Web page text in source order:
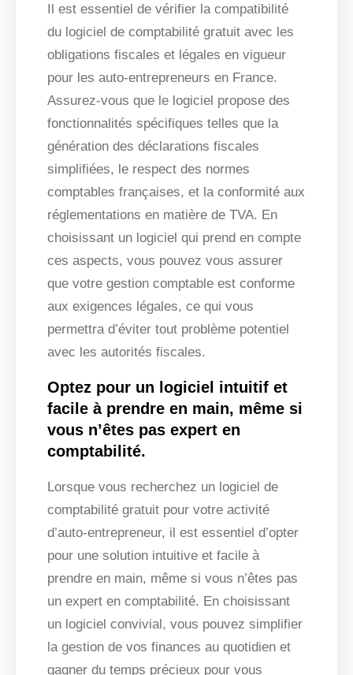
Il est essentiel de vérifier la compatibilité
du logiciel de comptabilité gratuit avec les
obligations fiscales et légales en vigueur
pour les auto-entrepreneurs en France.
Assurez-vous que le logiciel propose des
fonctionnalités spécifiques telles que la
génération des déclarations fiscales
simplifiées, le respect des normes
comptables françaises, et la conformité aux
réglementations en matière de TVA. En
choisissant un logiciel qui prend en compte
ces aspects, vous pouvez vous assurer
que votre gestion comptable est conforme
aux exigences légales, ce qui vous
permettra d’éviter tout problème potentiel
avec les autorités fiscales.
Optez pour un logiciel intuitif et
facile à prendre en main, même si
vous n’êtes pas expert en
comptabilité.
Lorsque vous recherchez un logiciel de
comptabilité gratuit pour votre activité
d’auto-entrepreneur, il est essentiel d’opter
pour une solution intuitive et facile à
prendre en main, même si vous n’êtes pas
un expert en comptabilité. En choisissant
un logiciel convivial, vous pouvez simplifier
la gestion de vos finances au quotidien et
gagner du temps précieux pour vous